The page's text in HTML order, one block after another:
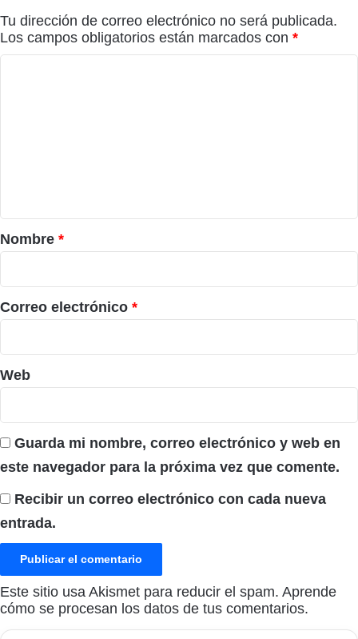
Tu dirección de correo electrónico no será publicada.
Los campos obligatorios están marcados con *
r
i
o
*
Nombre *
Correo electrónico *
Web
Guarda mi nombre, correo electrónico y web en
este navegador para la próxima vez que comente.
Recibir un correo electrónico con cada nueva
entrada.
Este sitio usa Akismet para reducir el spam. Aprende
cómo se procesan los datos de tus comentarios.